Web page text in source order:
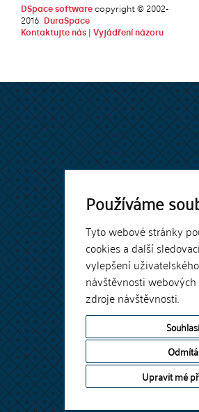
Používáme
Tyto webové stránky
cookies a další
vylepšení
návštěvnosti
zdroje návštěvnosti.
Upravit mé
DSpace software copyright © 2002-
2016
DuraSpace
Kontaktujte nás
Vyjádření názoru